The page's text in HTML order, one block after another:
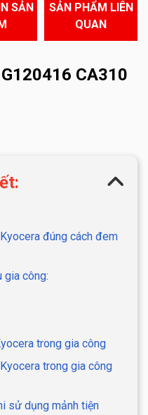
SẢN
SẢN PHẨM LIÊN
QUAN
CA310
đúng cách đem
gia công:
trong gia công
trong gia công
sử dụng mảnh tiện